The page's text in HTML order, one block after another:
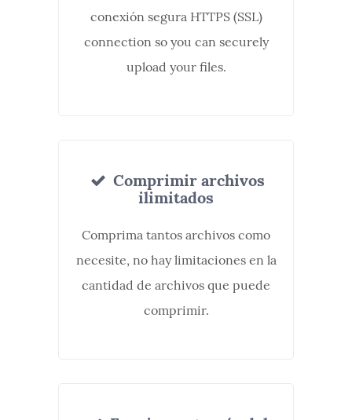
conexión segura HTTPS (SSL)
connection so you can securely
upload your files.
Comprimir archivos
ilimitados
Comprima tantos archivos como
necesite, no hay limitaciones en la
cantidad de archivos que puede
comprimir.